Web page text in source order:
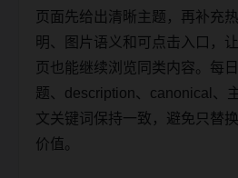
页面先给出清晰主题，再补充
明、图片语义和可点击入口，
页也能继续浏览同类内容。每
题、description、canonical、
文关键词保持一致，避免只替
价值。